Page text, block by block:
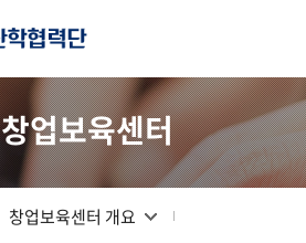
창업보육센터
창업보육센터 개요